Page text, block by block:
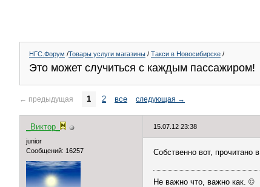
НГС.Форум /Товары услуги магазины / Такси в Новосибирске /
Это может случиться с каждым пассажиром!
← предыдущая 1 2 все следующая →
_Виктор_
juniоr
Сообщений: 16257
15.07.12 23:38
Собственно вот, прочитано в
Не важно что, важно как. ©